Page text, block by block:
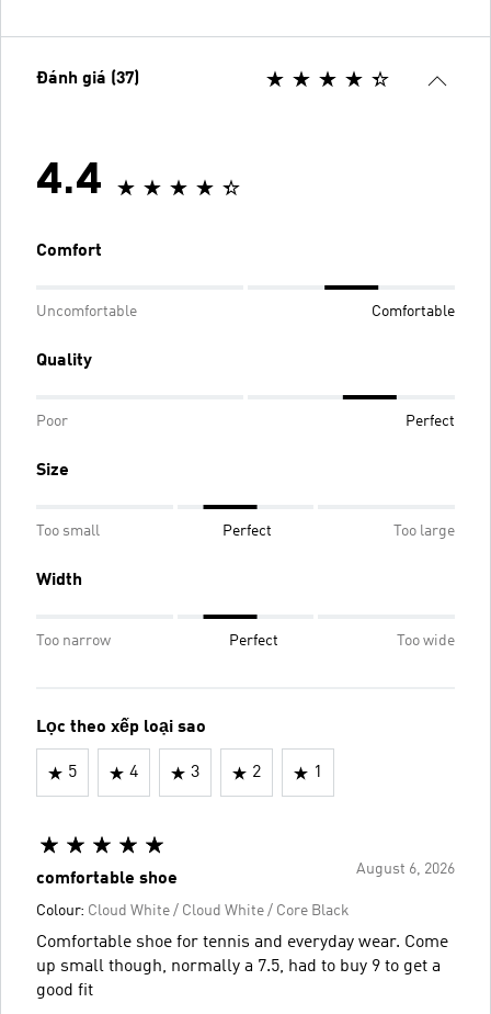
Đánh giá (37)
4.4
Comfort
Uncomfortable Comfortable
Quality
Poor Perfect
Size
Too small Perfect Too large
Width
Too narrow Perfect Too wide
Lọc theo xếp loại sao
5 4 3 2 1
August 6, 2026
comfortable shoe
Colour: Cloud White / Cloud White / Core Black
Comfortable shoe for tennis and everyday wear. Come
up small though, normally a 7.5, had to buy 9 to get a
good fit